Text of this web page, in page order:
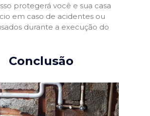
protegerá você e sua casa
em caso de acidentes ou
durante a execução do
Conclusão